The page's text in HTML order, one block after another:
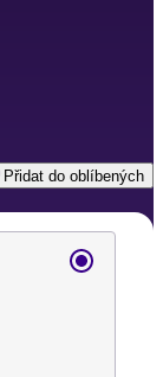
Přidat do oblíbených